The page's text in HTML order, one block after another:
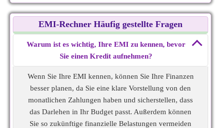
EMI-Rechner Häufig gestellte Fragen
Warum ist es wichtig, Ihre EMI zu kennen, bevor
Sie einen Kredit aufnehmen?
Wenn Sie Ihre EMI kennen, können Sie Ihre Finanzen
besser planen, da Sie eine klare Vorstellung von den
monatlichen Zahlungen haben und sicherstellen, dass
das Darlehen in Ihr Budget passt. Außerdem können
Sie so zukünftige finanzielle Belastungen vermeiden